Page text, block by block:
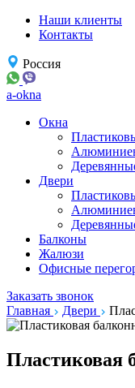
Наши клиенты
Контакты
Россия
a-okna
Окна
Двери
Балконы
Жалюзи
Офисные
Заказать звонок
Главная
Двери
Пластиковая